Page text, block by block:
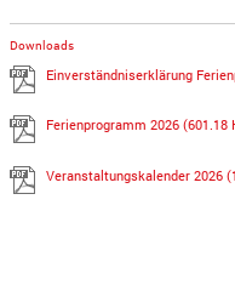
Downloads
Einverständniserklärung
Ferienprogramm 2026(601.18
Veranstaltungskalender 2026